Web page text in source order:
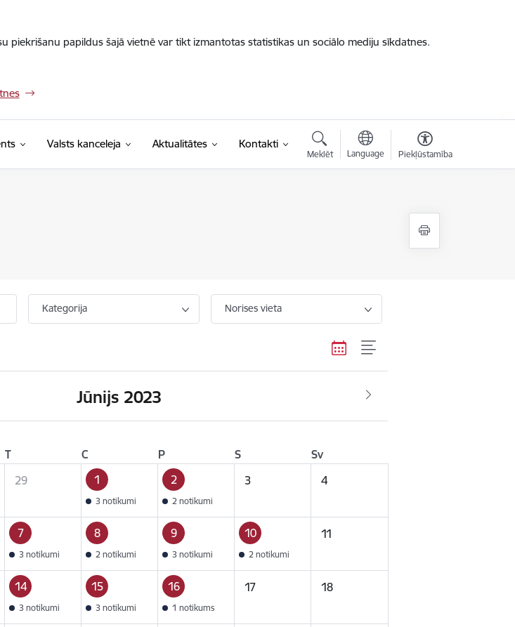
piekrišanu papildus šajā vietnē var tikt izmantotas statistikas un sociālo mediju sīkdatnes.
Valsts kanceleja Aktualitātes Kontakti
Meklēt Language Piekļūstamība
Kategorija Norises vieta
Jūnijs 2023
T C P S
Sv
29 1
3 notikumi
2
2 notikumi
3 4
7
3 notikumi
8
2 notikumi
9
3 notikumi
10
2 notikumi
11
14
3 notikumi
15
3 notikumi
16
1 notikums
17 18